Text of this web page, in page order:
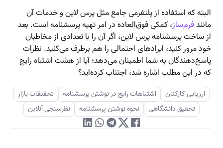
البته که استفاده از پلتفرمی جامع مثل پرس لاین و خدمات آن
مانندفرم‌ساز، کمکی فوق‌العاده در امر تهیه پرسشنامه است. بعد
از ساخت پرسشنامه پرس لاین، اگر آن‌ را با تعدادی از مخاطبان
خود مرور کنید، ایرادهای احتمالی را هم برطرف می‌کنید. نظرات
پاسخ‌دهندگان به شما اطمینان می‌دهد؛ آیا از هشت اشتباه رایج
که در این مطلب اشاره شد، اجتناب کرده‌اید؟
ارزیابی کارکنان اشتباهات رایج در نوشتن پرسشنامه
تحقیقات بازار
تحقیق دانشگاهی
نحوه نوشتن پرسشنامه نظرسنجی آنلاین